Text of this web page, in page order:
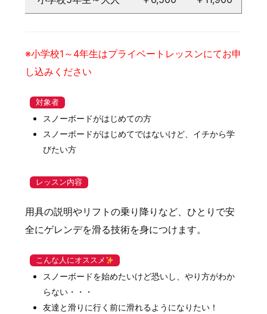
※小学校1～4年生はプライベートレッスンにてお申
し込みください
対象者
スノーボードがはじめての方
スノーボードがはじめてではないけど、イチから学
びたい方
レッスン内容
用具の説明やリフトの乗り降りなど、ひとりで安
全にゲレンデを滑る技術を身につけます。
こんな人にオススメ
スノーボードを始めたいけど恐いし、やり方がわか
らない・・・
友達と滑りに行く前に滑れるようになりたい！